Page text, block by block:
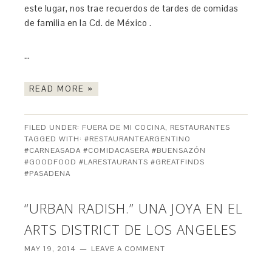
este lugar, nos trae recuerdos de tardes de comidas
de familia en la Cd. de México .
…
READ MORE »
FILED UNDER: FUERA DE MI COCINA, RESTAURANTES
TAGGED WITH:#RESTAURANTEARGENTINO
#CARNEASADA #COMIDACASERA #BUENSAZÓN
#GOODFOOD #LARESTAURANTS #GREATFINDS
#PASADENA
“URBAN RADISH.” UNA JOYA EN EL
ARTS DISTRICT DE LOS ANGELES
MAY 19, 2014 LEAVE A COMMENT